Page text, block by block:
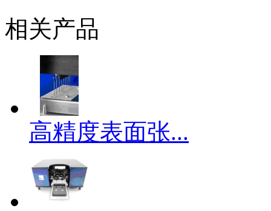
相关产品
高精度表面张...